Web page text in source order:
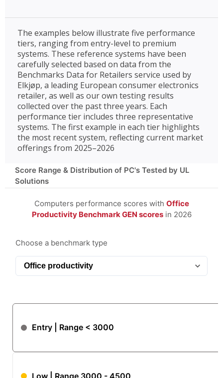
The examples below illustrate five performance
tiers, ranging from entry-level to premium
systems. These reference systems have been
carefully selected based on data from the
Benchmarks Data for Retailers service used by
Elkjøp, a leading European consumer electronics
retailer, as well as our own testing results
collected over the past three years. Each
performance tier includes three representative
systems. The first example in each tier highlights
the most recent system, reflecting current market
offerings from 2025–2026